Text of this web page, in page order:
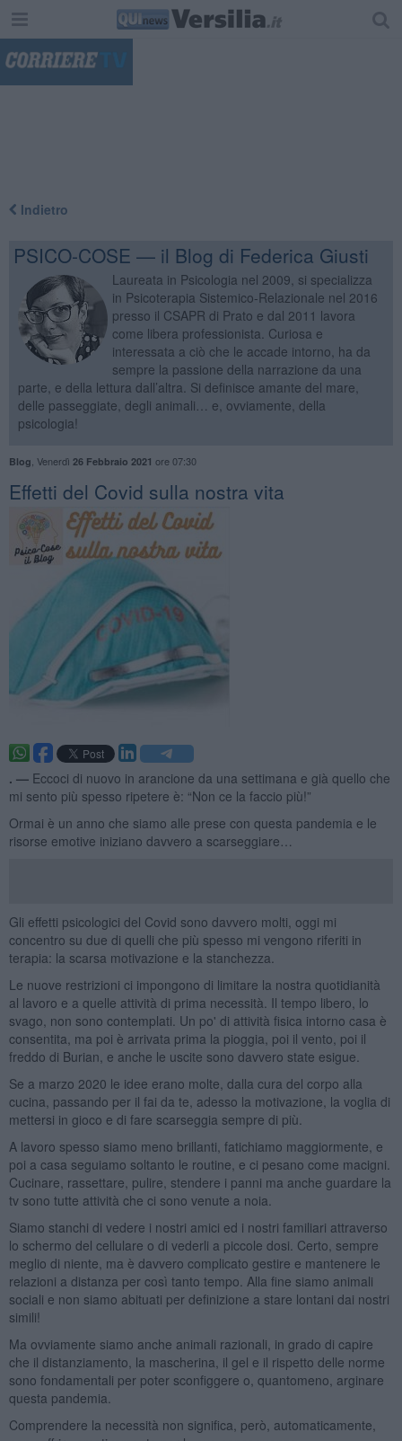
Indietro
PSICO-COSE — il Blog di Federica Giusti
Laureata in Psicologia nel 2009, si specializza
in Psicoterapia Sistemico-Relazionale nel 2016
presso il CSAPR di Prato e dal 2011 lavora
come libera professionista. Curiosa e
interessata a ciò che le accade intorno, ha da
sempre la passione della narrazione da una
parte, e della lettura dall’altra. Si definisce amante del mare,
delle passeggiate, degli animali… e, ovviamente, della
psicologia!
Blog Venerdì 26 Febbraio 2021 ore 07:30
Effetti del Covid sulla nostra vita
. — Eccoci di nuovo in arancione da una settimana e già quello che
mi sento più spesso ripetere è: “Non ce la faccio più!”
Ormai è un anno che siamo alle prese con questa pandemia e le
risorse emotive iniziano davvero a scarseggiare…
Gli effetti psicologici del Covid sono davvero molti, oggi mi
concentro su due di quelli che più spesso mi vengono riferiti in
terapia: la scarsa motivazione e la stanchezza.
Le nuove restrizioni ci impongono di limitare la nostra quotidianità
al lavoro e a quelle attività di prima necessità. Il tempo libero, lo
svago, non sono contemplati. Un po' di attività fisica intorno casa è
consentita, ma poi è arrivata prima la pioggia, poi il vento, poi il
freddo di Burian, e anche le uscite sono davvero state esigue.
Se a marzo 2020 le idee erano molte, dalla cura del corpo alla
cucina, passando per il fai da te, adesso la motivazione, la voglia di
mettersi in gioco e di fare scarseggia sempre di più.
A lavoro spesso siamo meno brillanti, fatichiamo maggiormente, e
poi a casa seguiamo soltanto le routine, e ci pesano come macigni.
Cucinare, rassettare, pulire, stendere i panni ma anche guardare la
tv sono tutte attività che ci sono venute a noia.
Siamo stanchi di vedere i nostri amici ed i nostri familiari attraverso
lo schermo del cellulare o di vederli a piccole dosi. Certo, sempre
meglio di niente, ma è davvero complicato gestire e mantenere le
relazioni a distanza per così tanto tempo. Alla fine siamo animali
sociali e non siamo abituati per definizione a stare lontani dai nostri
simili!
Ma ovviamente siamo anche animali razionali, in grado di capire
che il distanziamento, la mascherina, il gel e il rispetto delle norme
sono fondamentali per poter sconfiggere o, quantomeno, arginare
questa pandemia.
Comprendere la necessità non significa, però, automaticamente,